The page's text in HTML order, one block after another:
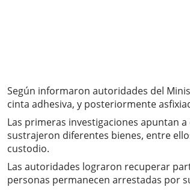
Según informaron autoridades del
cinta adhesiva, y posteriormente
Las primeras investigaciones apuntan
sustrajeron diferentes bienes, entre
custodio.
Las autoridades lograron recuperar
personas permanecen arrestadas por